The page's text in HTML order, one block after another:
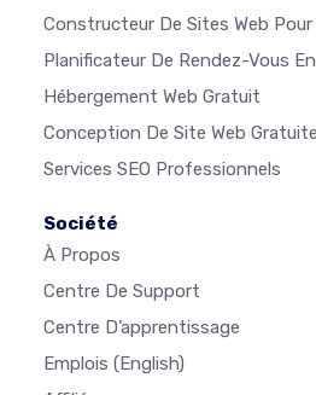
Constructeur De Sites Web
Planificateur De Rendez-Vous
Hébergement Web Gratuit
Conception De Site Web Gratuite
Services SEO Professionnels
Société
À Propos
Centre De Support
Centre D’apprentissage
Emplois (English)